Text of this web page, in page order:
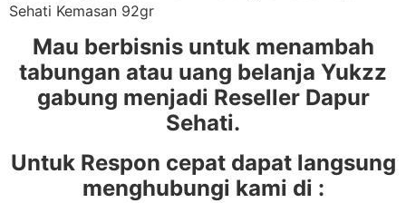
Sehati Kemasan 92gr
Mau berbisnis untuk menambah
tabungan atau uang belanja Yukzz
gabung menjadi Reseller Dapur
Sehati.
Untuk Respon cepat dapat langsung
menghubungi kami di :